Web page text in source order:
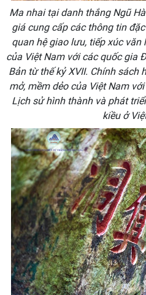
Ma nhai tại danh thắng Ngũ
giá cung cấp các thông tin
quan hệ giao lưu, tiếp xúc văn
của Việt Nam với các quốc gia
Bản từ thế kỷ XVII. Chính sách
mở, mềm dẻo của Việt Nam
Lịch sử hình thành và phát
kiều ở